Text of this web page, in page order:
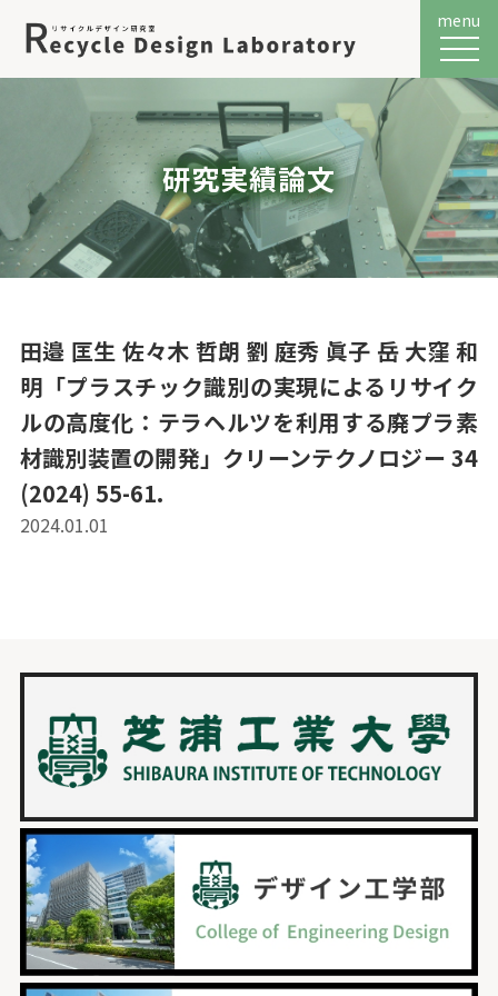
メニ
menu
研究実績論文
田邉 匡生 佐々木 哲朗 劉 庭秀 眞子 岳 大窪 和
明「プラスチック識別の実現によるリサイク
ルの高度化：テラヘルツを利用する廃プラ素
材識別装置の開発」クリーンテクノロジー 34
(2024) 55-61.
2024.01.01